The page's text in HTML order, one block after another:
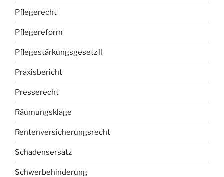
Pflegerecht
Pflegereform
Pflegestärkungsgesetz II
Praxisbericht
Presserecht
Räumungsklage
Rentenversicherungsrecht
Schadensersatz
Schwerbehinderung